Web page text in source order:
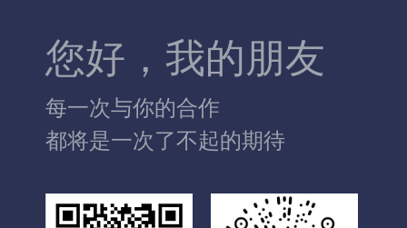
您好，我的朋友
每一次与你的合作
都将是一次了不起的期待